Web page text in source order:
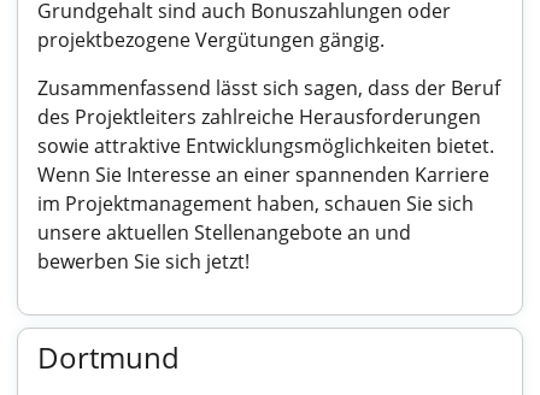
Grundgehalt sind auch Bonuszahlungen oder
projektbezogene Vergütungen gängig.
Zusammenfassend lässt sich sagen, dass der Beruf
des Projektleiters zahlreiche Herausforderungen
sowie attraktive Entwicklungsmöglichkeiten bietet.
Wenn Sie Interesse an einer spannenden Karriere
im Projektmanagement haben, schauen Sie sich
unsere aktuellen Stellenangebote an und
bewerben Sie sich jetzt!
Dortmund